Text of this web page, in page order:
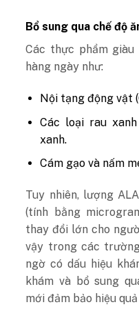
Bổ sung qua chế độ
Các thực phẩm
hàng ngày như:
Nội tạng động vật
Các loại rau
xanh.
Cám gạo và nấm
Tuy nhiên, lượng
(tính bằng
thay đổi lớn cho
vậy trong các
ngờ có dấu hiệu
khám và bổ sung
mới đảm bảo hiệu